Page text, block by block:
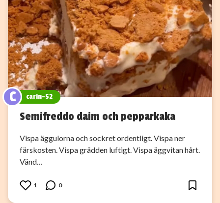
C carin-52
Semifreddo daim och pepparkaka
Vispa äggulorna och sockret ordentligt. Vispa ner
färskosten. Vispa grädden luftigt. Vispa äggvitan hårt.
Vänd…
1 0